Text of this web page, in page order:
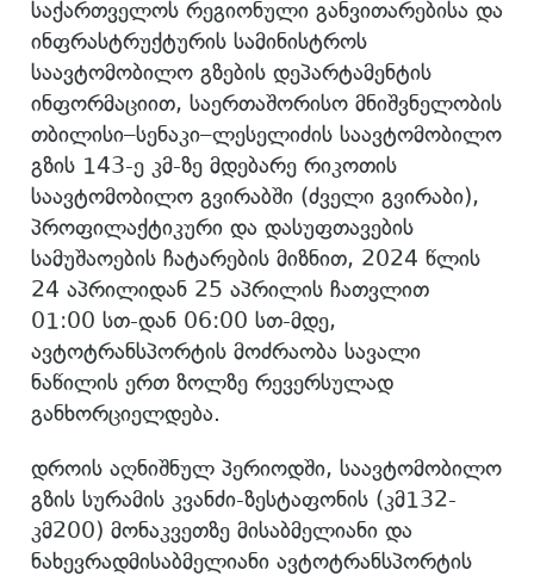
საქართველოს რეგიონული განვითარებისა და
ინფრასტრუქტურის სამინისტროს
საავტომობილო გზების დეპარტამენტის
ინფორმაციით, საერთაშორისო მნიშვნელობის
თბილისი–სენაკი–ლესელიძის საავტომობილო
გზის 143-ე კმ-ზე მდებარე რიკოთის
საავტომობილო გვირაბში (ძველი გვირაბი),
პროფილაქტიკური და დასუფთავების
სამუშაოების ჩატარების მიზნით, 2024 წლის
24 აპრილიდან 25 აპრილის ჩათვლით
01:00 სთ-დან 06:00 სთ-მდე,
ავტოტრანსპორტის მოძრაობა სავალი
ნაწილის ერთ ზოლზე რევერსულად
განხორციელდება.
დროის აღნიშნულ პერიოდში, საავტომობილო
გზის სურამის კვანძი-ზესტაფონის (კმ132-
კმ200) მონაკვეთზე მისაბმელიანი და
ნახევრადმისაბმელიანი ავტოტრანსპორტის